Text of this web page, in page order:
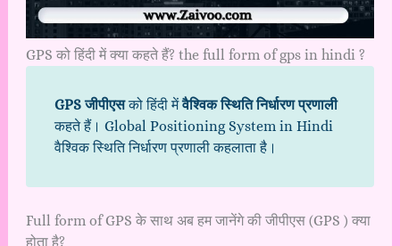
GPS को हिंदी में क्या कहते हैं? the full form of gps in hindi ?
GPS जीपीएसको हिंदी मेंवैश्विक स्थिति निर्धारण प्रणाली
कहते हैं। Global Positioning System in Hindi
वैश्विक स्थिति निर्धारण प्रणाली कहलाता है।
Full form of GPS के साथ अब हम जानेंगे की जीपीएस (GPS ) क्या
होता है?